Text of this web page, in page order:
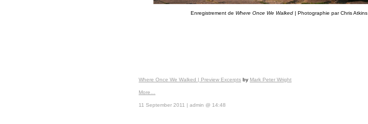
Enregistrement de Where Once We Walked | Photographie par Chris Atkins
Where Once We Walked | Preview Excerpts by Mark Peter Wright
More…
11 September 2011 | admin @ 14:48